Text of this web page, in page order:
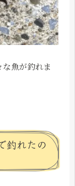
魚が釣れま
釣れたの